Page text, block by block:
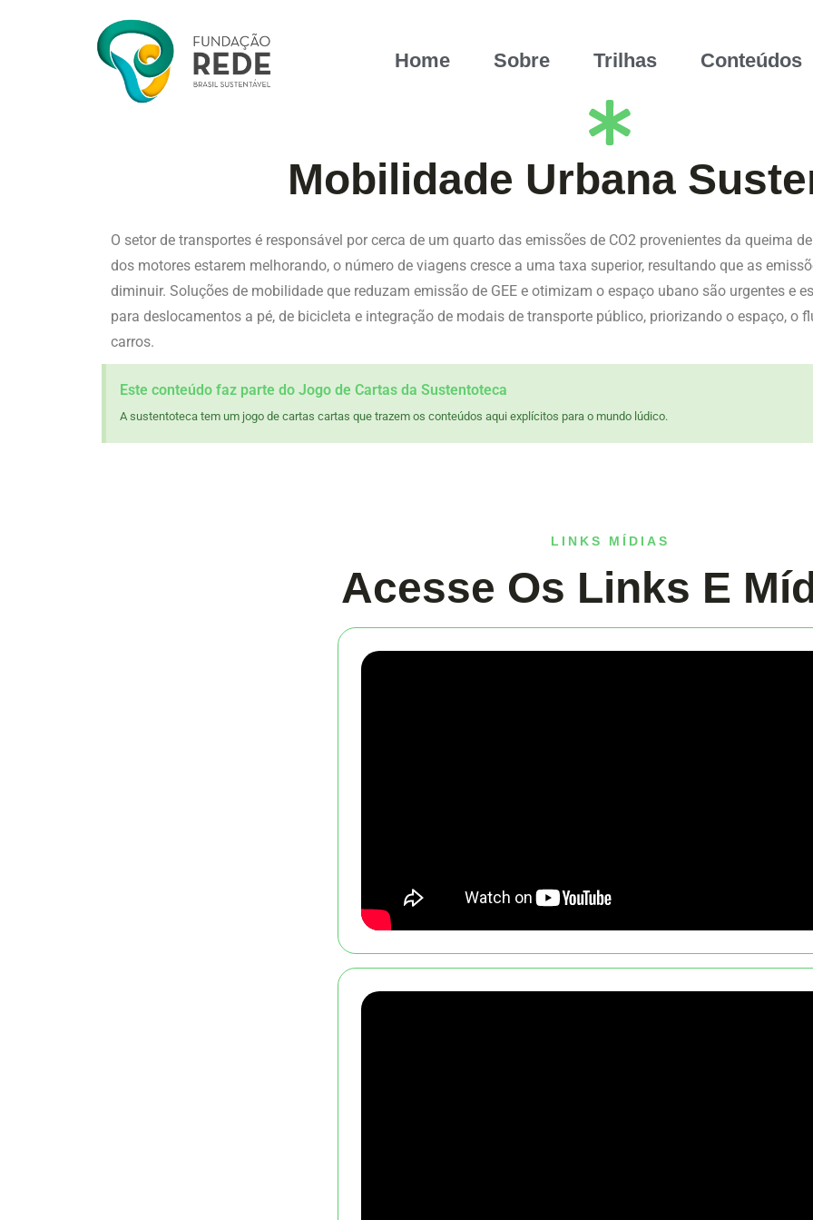
Home Sobre Trilhas Conteúdos
Mobilidade Urbana
O setor de transportes é responsável por cerca de um quarto das emissões de CO2 provenientes da queima
dos motores estarem melhorando, o número de viagens cresce a uma taxa superior, resultando que as
diminuir. Soluções de mobilidade que reduzam emissão de GEE e otimizam o espaço ubano são urgentes e
para deslocamentos a pé, de bicicleta e integração de modais de transporte público, priorizando o espaço, o
carros.
Este conteúdo faz parte do Jogo de Cartas da Sustentoteca
A sustentoteca tem um jogo de cartas cartas que trazem os conteúdos aqui explícitos para o mundo lúdico.
LINKS MÍDIAS
Acesse Os Links E